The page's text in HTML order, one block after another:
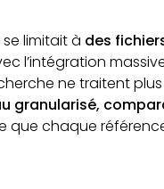
limitait à des
l’intégration
ne traitent
granularisé,
chaque